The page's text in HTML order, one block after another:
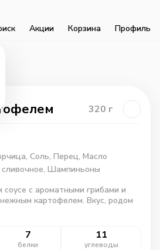
Акции Корзина Профиль
320 г
Соль, Перец, Масло
Шампиньоны
с ароматными грибами и
картофелем. Вкус, родом
7
белки
11
углеводы